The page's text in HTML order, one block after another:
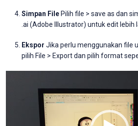
Simpan File Pilih file > save as dan
.ai (Adobe Illustrator) untuk edit lebih
Ekspor Jika perlu menggunakan file
pilih File > Export dan pilih format